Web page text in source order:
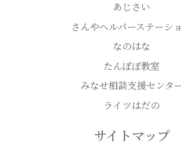
あじさい
さんやヘルパーステーシ
なのはな
たんぽぽ教室
みなせ相談支援センタ
ライツはだの
サイトマップ